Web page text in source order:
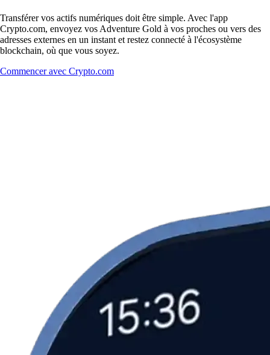
Transférer vos actifs numériques doit être simple. Avec l'app
Crypto.com, envoyez vos Adventure Gold à vos proches ou vers des
adresses externes en un instant et restez connecté à l'écosystème
blockchain, où que vous soyez.
Commencer avec Crypto.com